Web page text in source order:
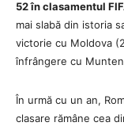
52 în clasamentul
mai slabă din istoria
victorie cu Moldova
înfrângere cu
În urmă cu un an,
clasare rămâne cea